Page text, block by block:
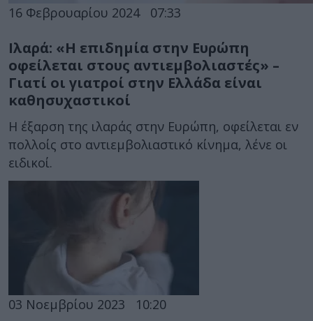
16 Φεβρουαρίου 2024 07:33
Ιλαρά: «Η επιδημία στην Ευρώπη
οφείλεται στους αντιεμβολιαστές» –
Γιατί οι γιατροί στην Ελλάδα είναι
καθησυχαστικοί
Η έξαρση της ιλαράς στην Ευρώπη, οφείλεται εν
πολλοίς στο αντιεμβολιαστικό κίνημα, λένε οι
ειδικοί.
03 Νοεμβρίου 2023 10:20